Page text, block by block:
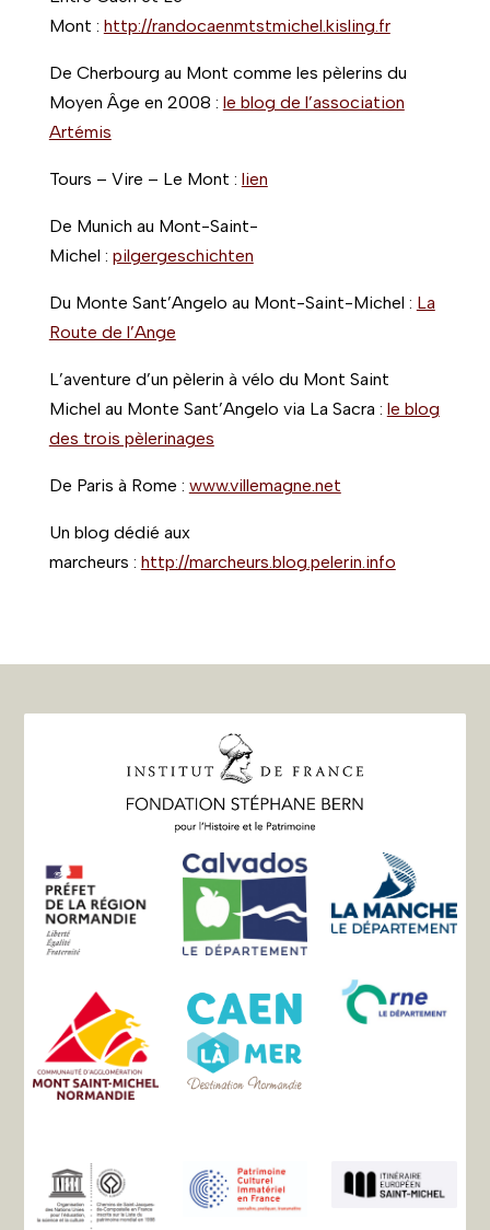
Mont : http://randocaenmtstmichel.kisling.fr
De Cherbourg au Mont comme les pèlerins du
Moyen Âge en 2008 : le blog de l’association
Artémis
Tours – Vire – Le Mont : lien
De Munich au Mont-Saint-
Michel : pilgergeschichten
Du Monte Sant’Angelo au Mont-Saint-Michel : La
Route de l’Ange
L’aventure d’un pèlerin à vélo du Mont Saint
Michel au Monte Sant’Angelo via La Sacra : le blog
des trois pèlerinages
De Paris à Rome : www.villemagne.net
Un blog dédié aux
marcheurs : http://marcheurs.blog.pelerin.info